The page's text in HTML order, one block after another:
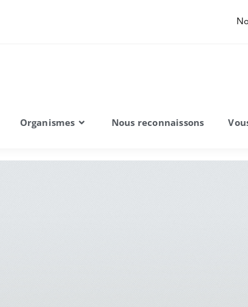
Organismes Nous reconnaissons